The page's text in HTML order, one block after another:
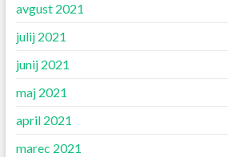
avgust 2021
julij 2021
junij 2021
maj 2021
april 2021
marec 2021